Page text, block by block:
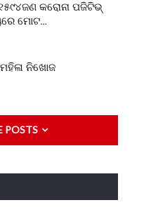
କରୋନା ପଜିଟିଭ୍
ମୋଟ…
ନିଖୋଜ
POSTS